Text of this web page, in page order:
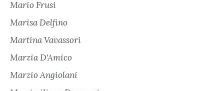
Mario Frusi
Marisa Delfino
Martina Vavassori
Marzia D'Amico
Marzio Angiolani